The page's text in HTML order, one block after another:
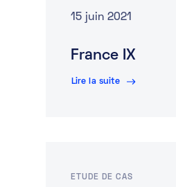
15 juin 2021
France IX
Lire la suite
ETUDE DE CAS